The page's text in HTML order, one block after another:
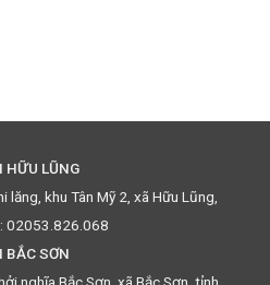
HỮU LŨNG
khu Tân Mỹ 2, xã Hữu Lũng,
02053.826.068
BẮC SƠN